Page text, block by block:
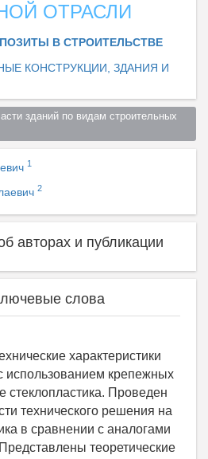
ОТРАСЛИ
В СТРОИТЕЛЬСТВЕ
КОНСТРУКЦИИ, ЗДАНИЯ И
зданий по видам строительных
1
2
авторах и публикации
слова
характеристики
использованием крепежных
стеклопластика. Проведен
технического решения на
в сравнении с аналогами
теоретические